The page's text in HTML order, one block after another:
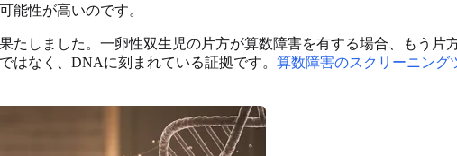
能性が高いのです。
たしました。一卵性双生児の片方が算数障害を有する場合、もう
はなく、DNAに刻まれている証拠です。 算数障害のスクリーニング